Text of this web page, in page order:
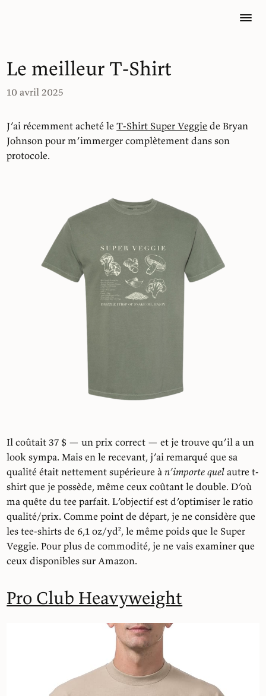
Le meilleur T-Shirt
10 avril 2025
J’ai récemment acheté leT-Shirt Super Veggie de Bryan
Johnson pour m’immerger complètement dans son
protocole.
Il coûtait 37 $ — un prix correct — et je trouve qu’il a un
look sympa. Mais en le recevant, j’ai remarqué que sa
qualité était nettement supérieure àn’importe quel autre t-
shirt que je possède, même ceux coûtant le double. D’où
ma quête du tee parfait. L’objectif est d’optimiser le ratio
qualité/prix. Comme point de départ, je ne considère que
les tee-shirts de 6,1 oz/yd², le même poids que le Super
Veggie. Pour plus de commodité, je ne vais examiner que
ceux disponibles sur Amazon.
Pro Club Heavyweight